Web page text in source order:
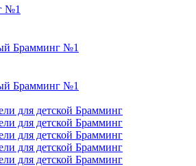
№1
Брамминг №1
Брамминг №1